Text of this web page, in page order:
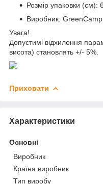
Розмір упаковки (см):
Виробник: GreenCamp.
Увага!
Допустимі відхилення
висота) становлять +/- 5%.
Приховати
Характеристики
Основні
Виробник
Країна виробник
Тип виробу